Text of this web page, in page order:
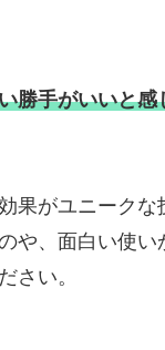
勝手がいいと感
果がユニークな
や、面白い使い
さい。